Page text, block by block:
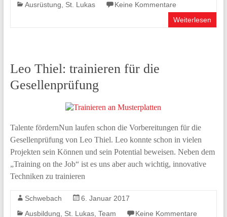
Ausrüstung
St. Lukas
Keine Kommentare
Weiterlesen
Leo Thiel: trainieren für die
Gesellenprüfung
Talente fördernNun laufen schon die Vorbereitungen für die
Gesellenprüfung von Leo Thiel. Leo konnte schon in vielen
Projekten sein Können und sein Potential beweisen. Neben dem
„Training on the Job“ ist es uns aber auch wichtig, innovative
Techniken zu trainieren
Schwebach
6. Januar 2017
Ausbildung
St. Lukas, Team
Keine Kommentare